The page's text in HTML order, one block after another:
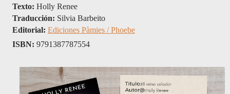
Texto: Holly Renee
Traducción: Silvia Barbeito
Editorial: Ediciones Pàmies / Phoebe
ISBN: 9791387787554